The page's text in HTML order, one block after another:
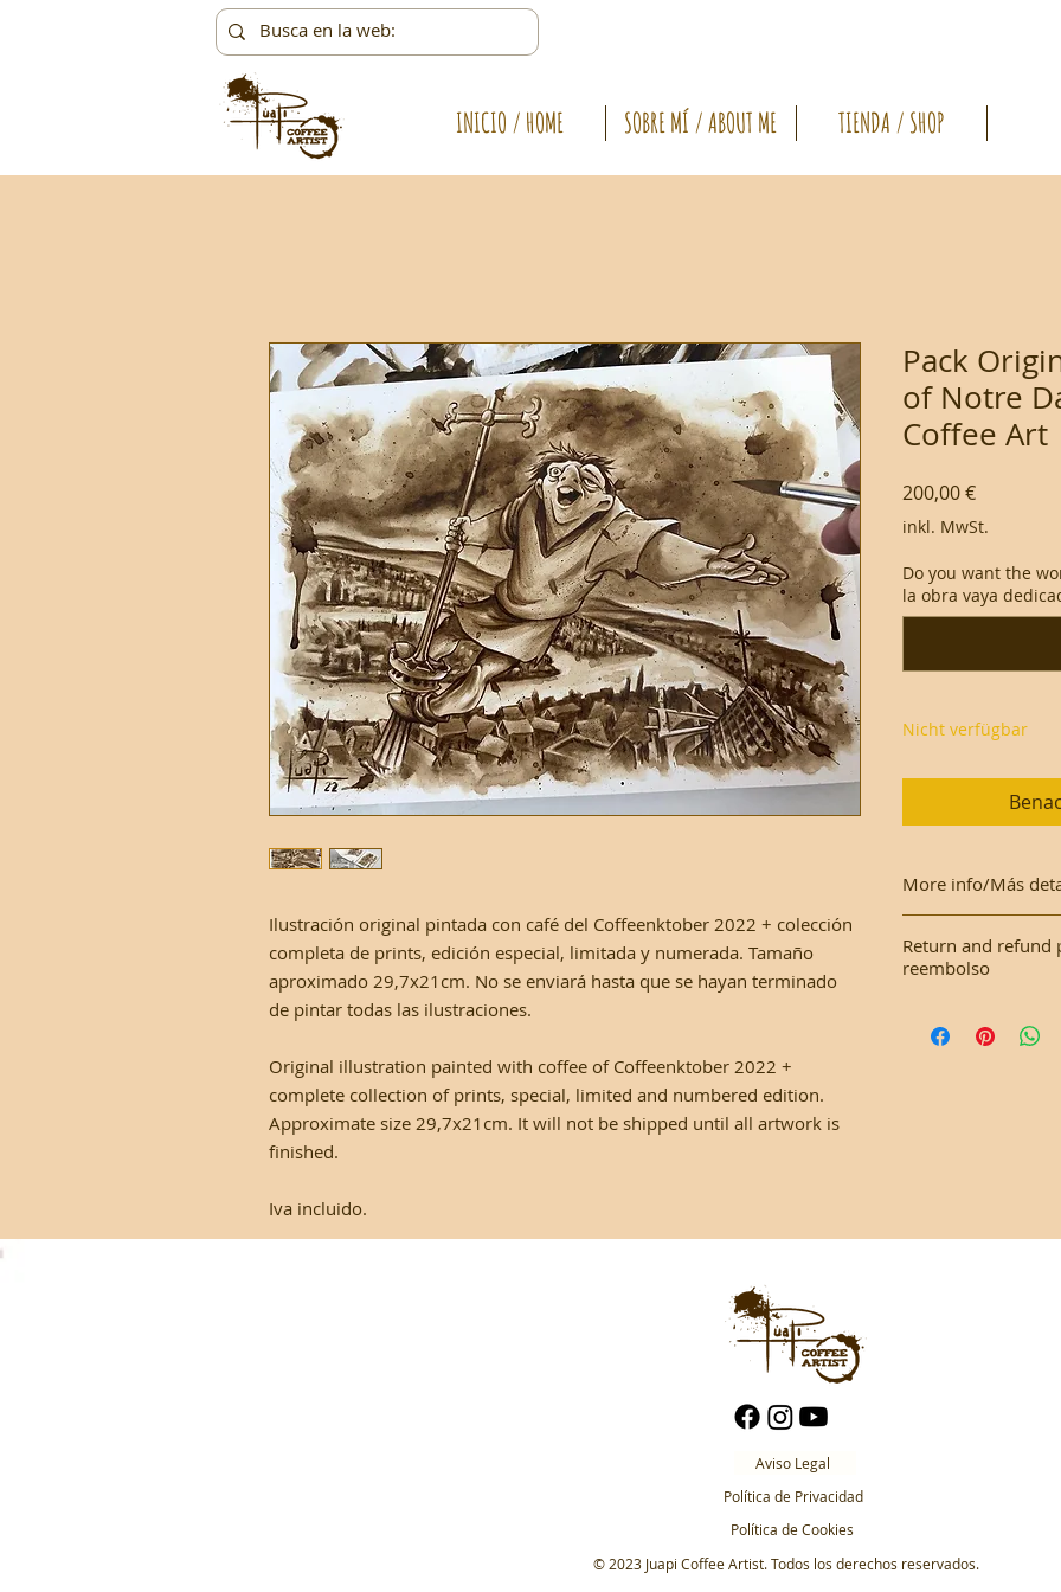
INICIO / HOME SOBRE MÍ / ABOUT ME TIENDA / SHOP
Ilustración original pintada con café del Coffeenktober 2022 + colección
completa de prints, edición especial, limitada y numerada. Tamaño
aproximado 29,7x21cm. No se enviará hasta que se hayan terminado
de pintar todas las ilustraciones.
Original illustration painted with coffee of Coffeenktober 2022 +
complete collection of prints, special, limited and numbered edition.
Approximate size 29,7x21cm. It will not be shipped until all artwork is
finished.
Iva incluido.
Pack
of Notre
Coffee Art
200,00 €Preis
inkl. MwSt.
Do you want the
la obra vaya
Nicht verfügbar
More info/Más
with a plastic
una funda de
Return and refund
reembolso
Aviso Legal
Política de Privacidad
Política de Cookies
© 2023 Juapi Coffee Artist. Todos los derechos reservados.